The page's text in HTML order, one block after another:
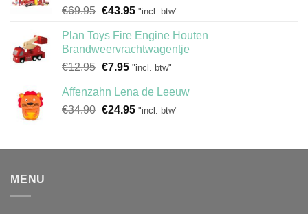
€69.95 Oorspronkelijke
was:
€69.95.
€43.95Huidige
is:
€43.95.
"incl. btw"
Plan Toys Fire Engine Houten
Brandweervrachtwagentje
€12.95 Oorspronkelijke
was:
€12.95.
€7.95Huidige
is:
€7.95.
"incl. btw"
Affenzahn Lena de Leeuw
€34.90 Oorspronkelijke
€34.90.
€24.95Huidige
€24.95.
"incl. btw"
MENU